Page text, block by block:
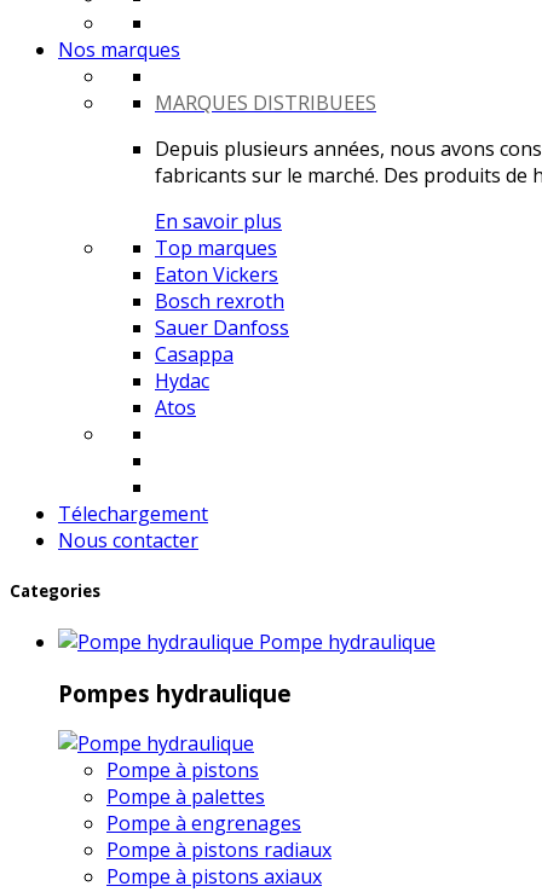
Nos marques
MARQUES DISTRIBUEES
Depuis plusieurs années, nous avons
fabricants sur le marché. Des produits de
En savoir plus
Top marques
Eaton Vickers
Bosch rexroth
Sauer Danfoss
Casappa
Hydac
Atos
Télechargement
Nous contacter
Categories
Pompe hydraulique
Pompes hydraulique
Pompe à pistons
Pompe à palettes
Pompe à engrenages
Pompe à pistons radiaux
Pompe à pistons axiaux